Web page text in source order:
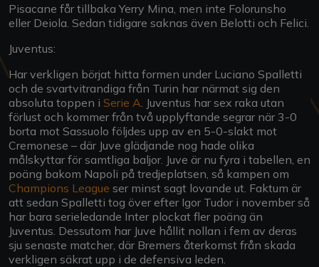
Pisacane får tillbaka Yerry Mina, men inte Folorunsho
eller Deiola. Sedan tidigare saknas även Belotti och Felici.
Juventus:
Har verkligen börjat hitta formen under Luciano Spalletti
och de svartvitrandiga från Turin har närmat sig den
absoluta toppen i Serie A . Juventus har sex raka utan
förlust och kommer från två upplyftande segrar när 3-0
borta mot Sassuolo följdes upp av en 5-0-slakt mot
Cremonese – där Juve glädjande nog hade olika
målskyttar för samtliga baljor. Juve är nu fyra i tabellen, en
poäng bakom Napoli på tredjeplatsen, så kampen om
Champions League ser minst sagt lovande ut. Faktum är
att sedan Spalletti tog över efter Igor Tudor i november så
har bara serieledande Inter plockat fler poäng än
Juventus. Dessutom har Juve hållit nollan i fem av deras
sju senaste matcher, där Bremers återkomst från skada
verkligen säkrat upp i de defensiva leden.